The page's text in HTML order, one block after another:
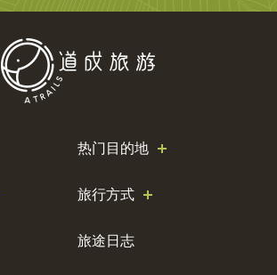
热门目的地
旅行方式
旅途日志